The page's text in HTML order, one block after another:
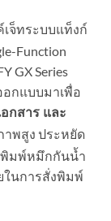
จ็ทระบบแท็งก์
Function
GX Series
อกแบบมาเพื่อ
กสาร และ
พสูง ประหยัด
มพ์หมึกกันน้ำ
ในการสั่งพิมพ์